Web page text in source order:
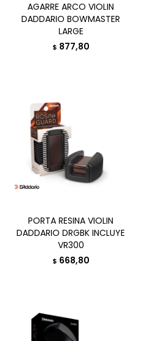
AGARRE ARCO VIOLIN
DADDARIO BOWMASTER
LARGE
$ 877,80
PORTA RESINA VIOLIN
DADDARIO DRGBK INCLUYE
VR300
$ 668,80